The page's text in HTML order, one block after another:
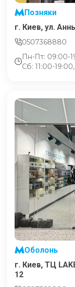
Позняки
г. Киев, ул.
0507368880
Пн-Пт: 09:00-
Сб: 11:00-
Оболонь
г. Киев, ТЦ
12